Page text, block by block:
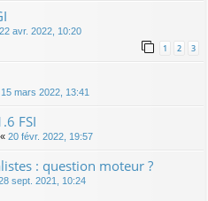
22 avr. 2022, 10:20
1 2 3
15 mars 2022, 13:41
FSI
« 20 févr. 2022, 19:57
: question moteur ?
sept. 2021, 10:24